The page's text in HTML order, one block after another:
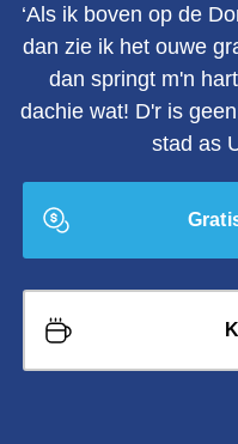
‘Als ik boven op de
dan zie ik het ouwe
dan springt m'n
dachie wat! D'r is
stad as